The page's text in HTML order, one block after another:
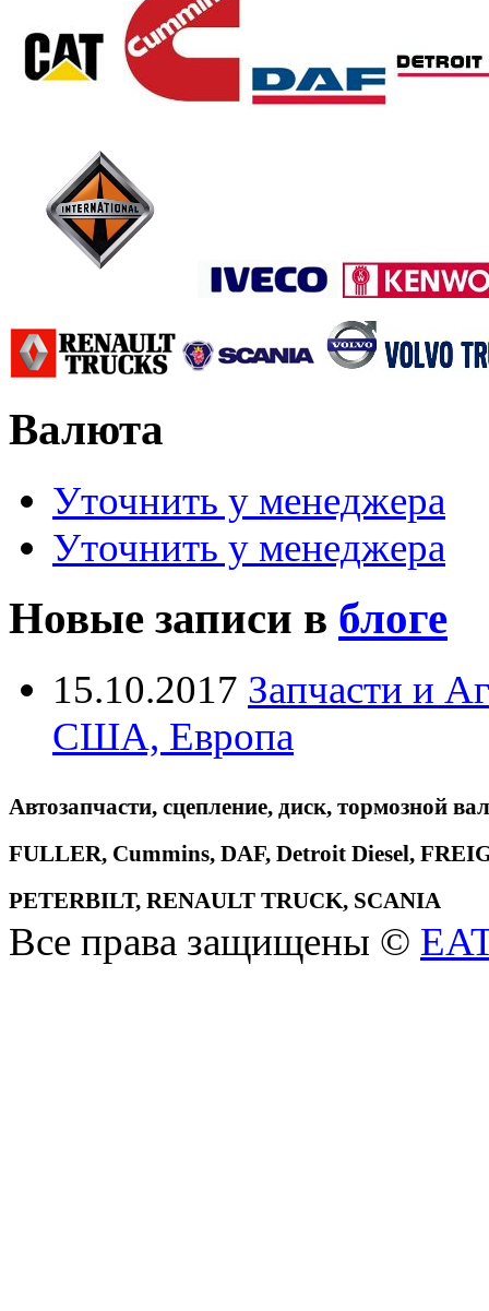
Валюта
Уточнить у менеджера
Уточнить у менеджера
Новые записи в блоге
15.10.2017 Запчасти и
США, Европа
Автозапчасти, сцепление, диск, тормозной
FULLER, Cummins, DAF, Detroit Diesel,
PETERBILT, RENAULT TRUCK, SCANIA
Все права защищены ©